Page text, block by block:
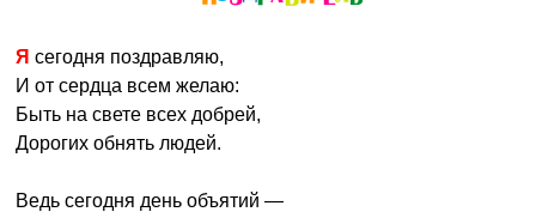
Я сегодня поздравляю,
И от сердца всем желаю:
Быть на свете всех добрей,
Дорогих обнять людей.
Ведь сегодня день объятий —